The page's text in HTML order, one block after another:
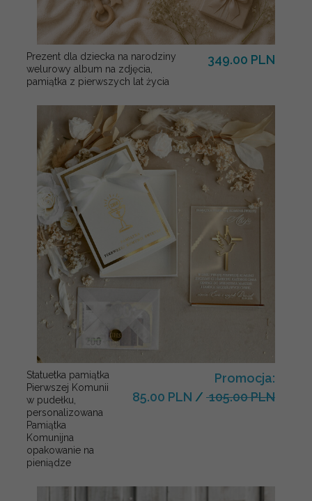
Prezent dla dziecka na narodziny
welurowy album na zdjęcia,
pamiątka z pierwszych lat życia
349.00 PLN
Statuetka pamiątka
Pierwszej Komunii
w pudełku,
personalizowana
Pamiątka
Komunijna
opakowanie na
pieniądze
Promocja:
85.00 PLN / 105.00 PLN